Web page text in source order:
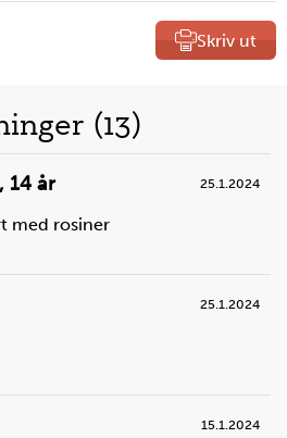
Skriv ut
ovnen, slik at den er tom.
°C. Bruk over- og
(13)
, 14 år 25.1.2024
med rosiner
25.1.2024
15.1.2024